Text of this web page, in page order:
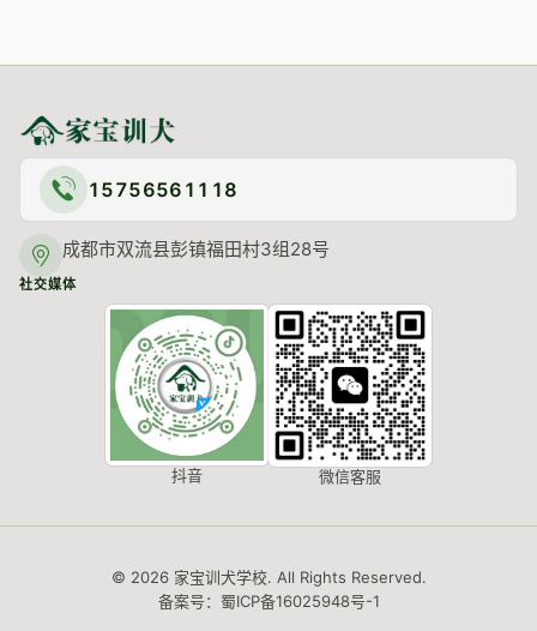
15756561118
成都市双流县彭镇福田村3组28号
社交媒体
抖音 微信客服
© 2026 家宝训犬学校. All Rights Reserved.
备案号：蜀ICP备16025948号-1